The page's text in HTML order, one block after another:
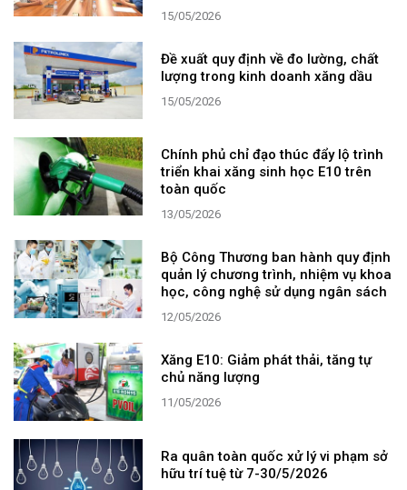
15/05/2026
Đề xuất quy định về đo lường, chất
lượng trong kinh doanh xăng dầu
15/05/2026
Chính phủ chỉ đạo thúc đẩy lộ trình
triển khai xăng sinh học E10 trên
toàn quốc
13/05/2026
Bộ Công Thương ban hành quy định
quản lý chương trình, nhiệm vụ khoa
học, công nghệ sử dụng ngân sách
12/05/2026
Xăng E10: Giảm phát thải, tăng tự
chủ năng lượng
11/05/2026
Ra quân toàn quốc xử lý vi phạm sở
hữu trí tuệ từ 7-30/5/2026